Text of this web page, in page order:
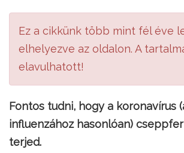
Ez a cikkünk több mint fél éve
elhelyezve az oldalon. A
elavulhatott!
Fontos tudni, hogy a koronavírus
influenzához hasonlóan)
terjed.